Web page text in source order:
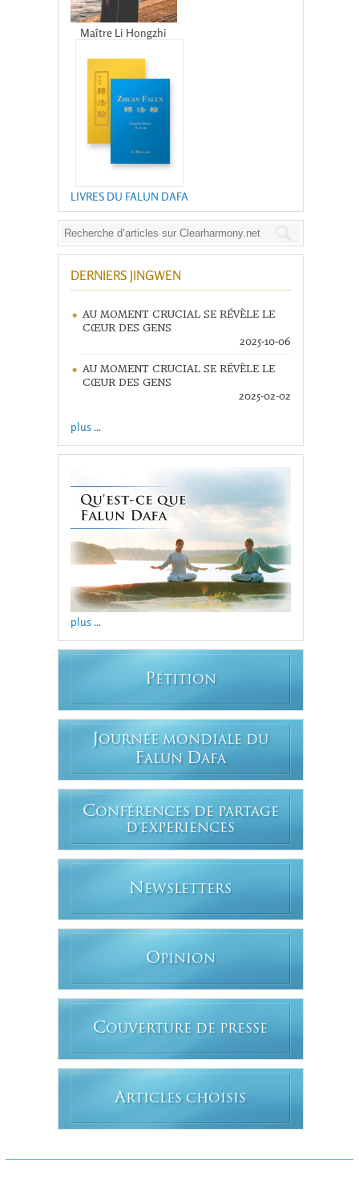
Maître Li Hongzhi
LIVRES DU FALUN DAFA
DERNIERS JINGWEN
AU MOMENT CRUCIAL SE RÉVÈLE LE
CŒUR DES GENS
2025-10-06
AU MOMENT CRUCIAL SE RÉVÈLE LE
CŒUR DES GENS
2025-02-02
plus ...
plus ...
PÉTITION
JOURNÉE MONDIALE DU
FALUN DAFA
CONFÉRENCES DE PARTAGE
D'EXPERIENCES
N EWSLETTERS
OPINION
COUVERTURE DE PRESSE
ARTICLES CHOISIS